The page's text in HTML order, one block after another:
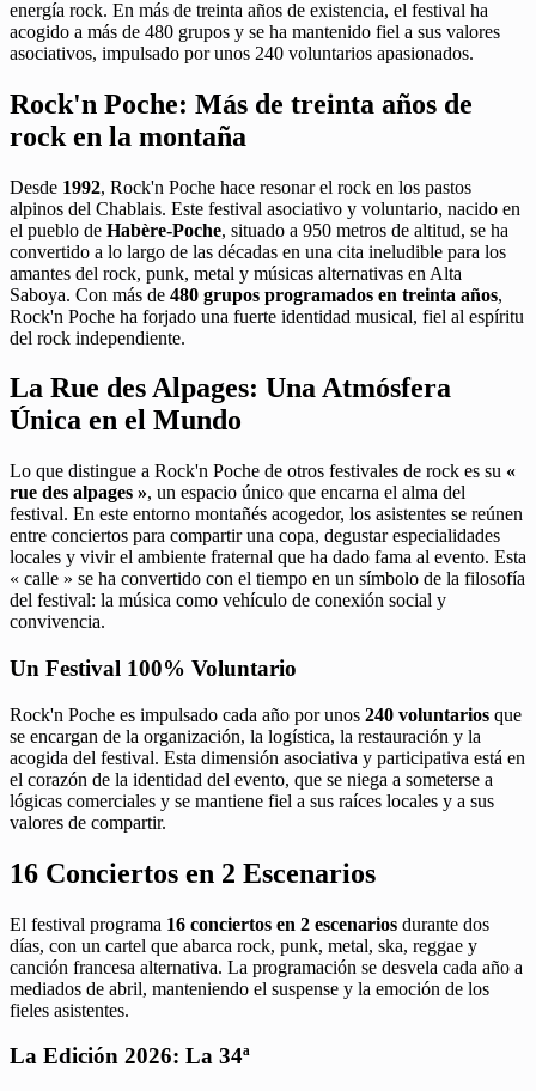
energía rock. En más de treinta años de existencia, el festival ha
acogido a más de 480 grupos y se ha mantenido fiel a sus valores
asociativos, impulsado por unos 240 voluntarios apasionados.
Rock'n Poche: Más de treinta años de
rock en la montaña
Desde 1992, Rock'n Poche hace resonar el rock en los pastos
alpinos del Chablais. Este festival asociativo y voluntario, nacido en
el pueblo de Habère-Poche, situado a 950 metros de altitud, se ha
convertido a lo largo de las décadas en una cita ineludible para los
amantes del rock, punk, metal y músicas alternativas en Alta
Saboya. Con más de 480 grupos programados en treinta años,
Rock'n Poche ha forjado una fuerte identidad musical, fiel al espíritu
del rock independiente.
La Rue des Alpages: Una Atmósfera
Única en el Mundo
Lo que distingue a Rock'n Poche de otros festivales de rock es su «
rue des alpages », un espacio único que encarna el alma del
festival. En este entorno montañés acogedor, los asistentes se reúnen
entre conciertos para compartir una copa, degustar especialidades
locales y vivir el ambiente fraternal que ha dado fama al evento. Esta
« calle » se ha convertido con el tiempo en un símbolo de la filosofía
del festival: la música como vehículo de conexión social y
convivencia.
Un Festival 100% Voluntario
Rock'n Poche es impulsado cada año por unos 240 voluntarios que
se encargan de la organización, la logística, la restauración y la
acogida del festival. Esta dimensión asociativa y participativa está en
el corazón de la identidad del evento, que se niega a someterse a
lógicas comerciales y se mantiene fiel a sus raíces locales y a sus
valores de compartir.
16 Conciertos en 2 Escenarios
El festival programa 16 conciertos en 2 escenarios durante dos
días, con un cartel que abarca rock, punk, metal, ska, reggae y
canción francesa alternativa. La programación se desvela cada año a
mediados de abril, manteniendo el suspense y la emoción de los
fieles asistentes.
La Edición 2026: La 34ª